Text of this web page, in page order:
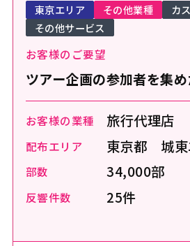
お客様のご要望
ツアー企画の参加者を集
お客様の業種 旅行代理店
配布エリア 東京都 城東
部数 34,000部
反響件数 25件
東京エリア その他業種
カ
その他サービス